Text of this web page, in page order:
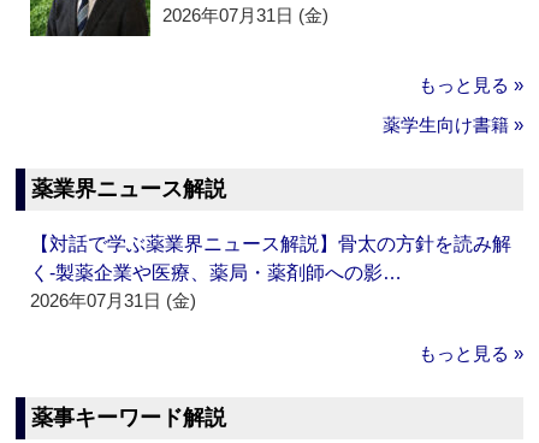
2026年07月31日 (金)
もっと見る »
薬学生向け書籍 »
薬業界ニュース解説
【対話で学ぶ薬業界ニュース解説】骨太の方針を読み解
く‐製薬企業や医療、薬局・薬剤師への影…
2026年07月31日 (金)
もっと見る »
薬事キーワード解説